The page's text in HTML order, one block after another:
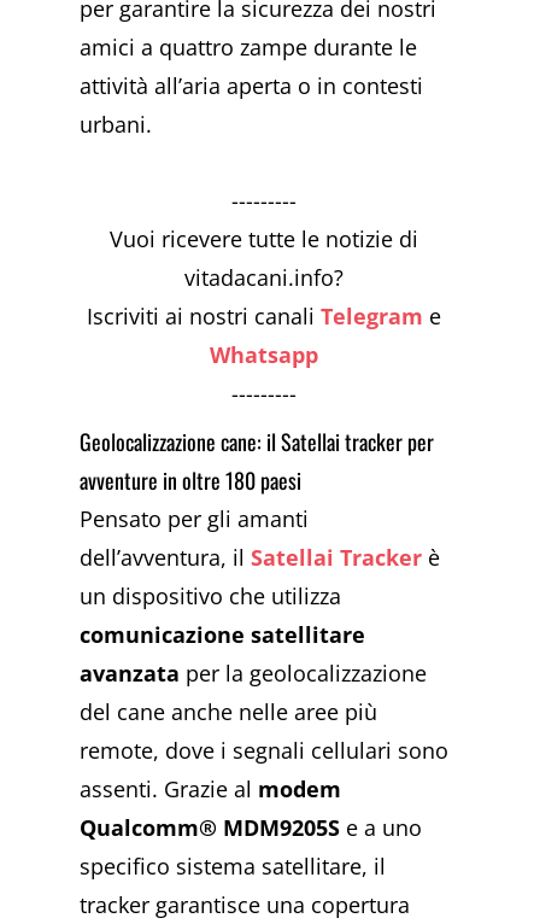
per garantire la sicurezza dei nostri
amici a quattro zampe durante le
attività all’aria aperta o in contesti
urbani.
---------
Vuoi ricevere tutte le notizie di
vitadacani.info?
Iscriviti ai nostri canaliTelegram e
Whatsapp
---------
Geolocalizzazione cane: il Satellai tracker per
avventure in oltre 180 paesi
Pensato per gli amanti
dell’avventura, ilSatellai Tracker è
un dispositivo che utilizza
comunicazione satellitare
avanzata per la geolocalizzazione
del cane anche nelle aree più
remote, dove i segnali cellulari sono
assenti. Grazie al modem
Qualcomm® MDM9205S e a uno
specifico sistema satellitare, il
tracker garantisce una copertura